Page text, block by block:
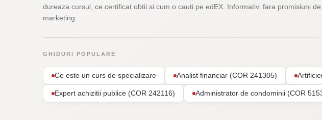
dureaza cursul, ce certificat obtii si cum o cauti pe edEX. Informativ, fara promisiuni de
marketing.
GHIDURI POPULARE
Ce este un curs de specializare Analist financiar (COR 241305)
Expert achizitii publice (COR 242116) Administrator de condominii (COR